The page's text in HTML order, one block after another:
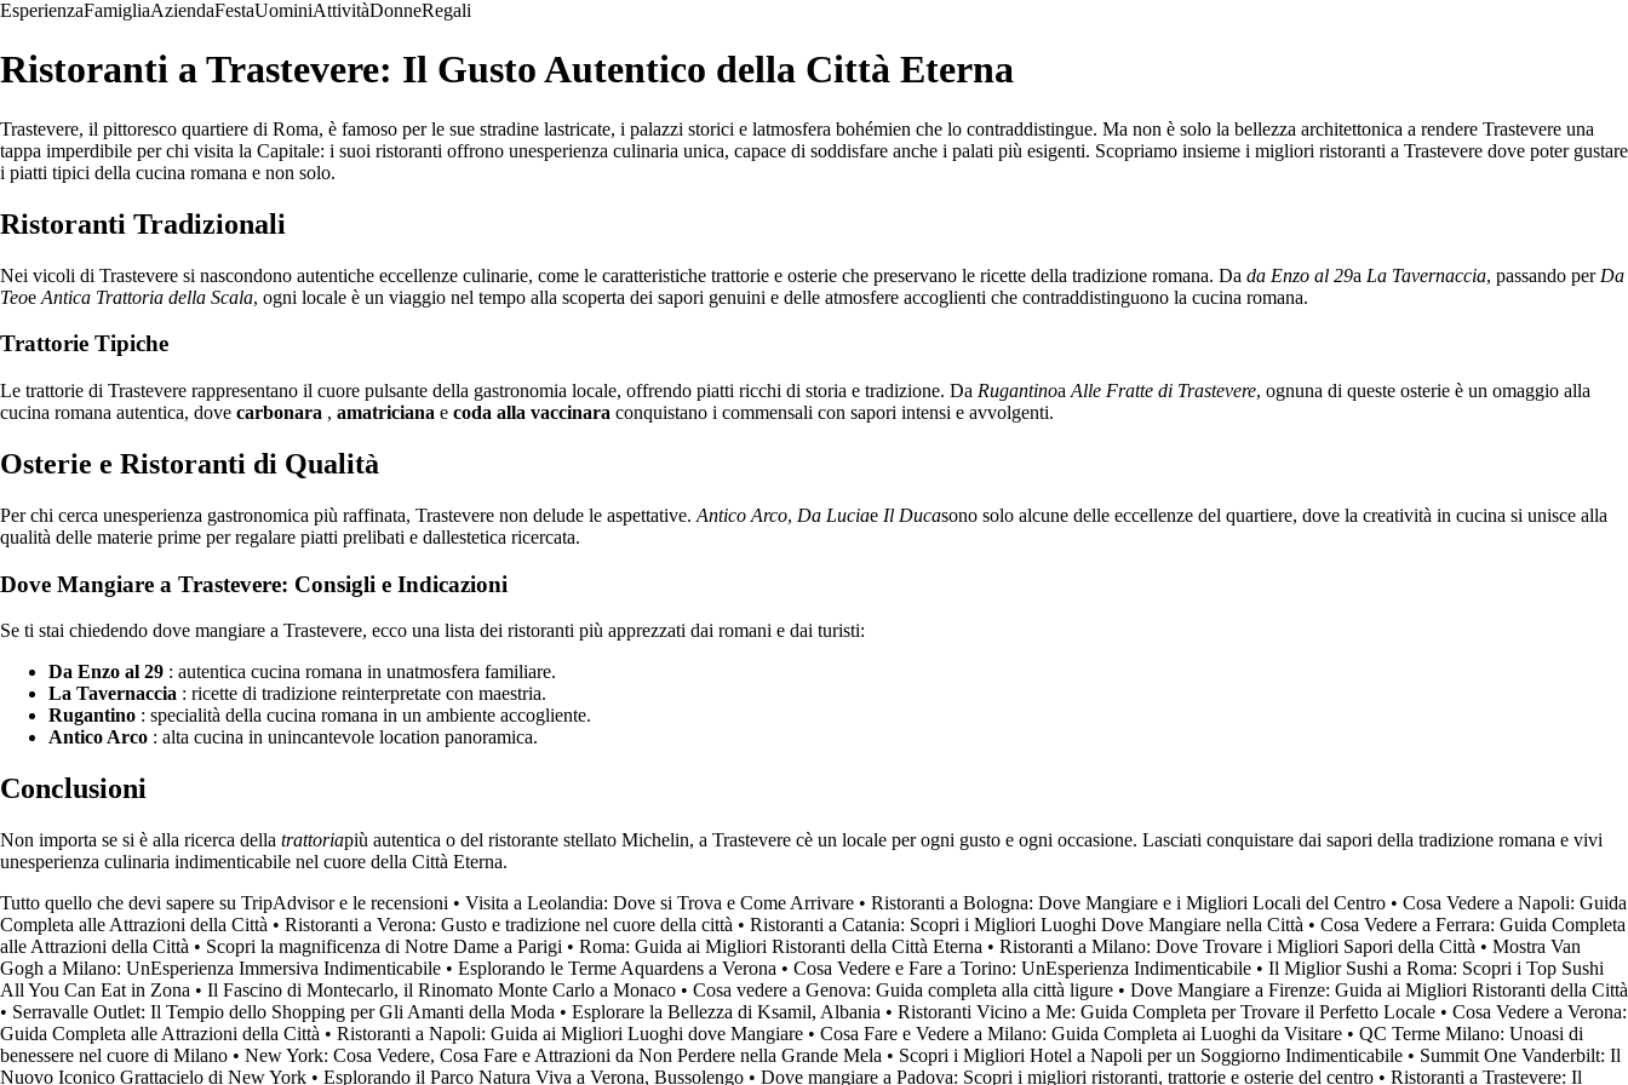
EsperienzaFamigliaAziendaFestaUominiAttivitàDonneRegali
Ristoranti a Trastevere: Il Gusto Autentico della Città Eterna
Trastevere, il pittoresco quartiere di Roma, è famoso per le sue stradine lastricate, i palazzi storici e latmosfera bohémien che lo contraddistingue. Ma non è solo la bellezza architettonica a rendere Trastevere una
tappa imperdibile per chi visita la Capitale: i suoi ristoranti offrono unesperienza culinaria unica, capace di soddisfare anche i palati più esigenti. Scopriamo insieme i migliori ristoranti a Trastevere dove poter gustare
i piatti tipici della cucina romana e non solo.
Ristoranti Tradizionali
Nei vicoli di Trastevere si nascondono autentiche eccellenze culinarie, come le caratteristiche trattorie e osterie che preservano le ricette della tradizione romana. Da da Enzo al 29a La Tavernaccia, passando per Da
Teoe Antica Trattoria della Scala, ogni locale è un viaggio nel tempo alla scoperta dei sapori genuini e delle atmosfere accoglienti che contraddistinguono la cucina romana.
Trattorie Tipiche
Le trattorie di Trastevere rappresentano il cuore pulsante della gastronomia locale, offrendo piatti ricchi di storia e tradizione. Da Rugantinoa Alle Fratte di Trastevere, ognuna di queste osterie è un omaggio alla
cucina romana autentica, dove carbonara , amatriciana e coda alla vaccinara conquistano i commensali con sapori intensi e avvolgenti.
Osterie e Ristoranti di Qualità
Per chi cerca unesperienza gastronomica più raffinata, Trastevere non delude le aspettative. Antico Arco, Da Luciae Il Ducasono solo alcune delle eccellenze del quartiere, dove la creatività in cucina si unisce alla
qualità delle materie prime per regalare piatti prelibati e dallestetica ricercata.
Dove Mangiare a Trastevere: Consigli e Indicazioni
Se ti stai chiedendo dove mangiare a Trastevere, ecco una lista dei ristoranti più apprezzati dai romani e dai turisti:
Da Enzo al 29 : autentica cucina romana in unatmosfera familiare.
La Tavernaccia : ricette di tradizione reinterpretate con maestria.
Rugantino : specialità della cucina romana in un ambiente accogliente.
Antico Arco : alta cucina in unincantevole location panoramica.
Conclusioni
Non importa se si è alla ricerca della trattoriapiù autentica o del ristorante stellato Michelin, a Trastevere cè un locale per ogni gusto e ogni occasione. Lasciati conquistare dai sapori della tradizione romana e vivi
unesperienza culinaria indimenticabile nel cuore della Città Eterna.
Tutto quello che devi sapere su TripAdvisor e le recensioni • Visita a Leolandia: Dove si Trova e Come Arrivare • Ristoranti a Bologna: Dove Mangiare e i Migliori Locali del Centro • Cosa Vedere a Napoli: Guida
Completa alle Attrazioni della Città • Ristoranti a Verona: Gusto e tradizione nel cuore della città • Ristoranti a Catania: Scopri i Migliori Luoghi Dove Mangiare nella Città • Cosa Vedere a Ferrara: Guida Completa
alle Attrazioni della Città • Scopri la magnificenza di Notre Dame a Parigi • Roma: Guida ai Migliori Ristoranti della Città Eterna • Ristoranti a Milano: Dove Trovare i Migliori Sapori della Città • Mostra Van
Gogh a Milano: UnEsperienza Immersiva Indimenticabile • Esplorando le Terme Aquardens a Verona • Cosa Vedere e Fare a Torino: UnEsperienza Indimenticabile • Il Miglior Sushi a Roma: Scopri i Top Sushi
All You Can Eat in Zona • Il Fascino di Montecarlo, il Rinomato Monte Carlo a Monaco • Cosa vedere a Genova: Guida completa alla città ligure • Dove Mangiare a Firenze: Guida ai Migliori Ristoranti della Città
• Serravalle Outlet: Il Tempio dello Shopping per Gli Amanti della Moda • Esplorare la Bellezza di Ksamil, Albania • Ristoranti Vicino a Me: Guida Completa per Trovare il Perfetto Locale • Cosa Vedere a Verona:
Guida Completa alle Attrazioni della Città • Ristoranti a Napoli: Guida ai Migliori Luoghi dove Mangiare • Cosa Fare e Vedere a Milano: Guida Completa ai Luoghi da Visitare • QC Terme Milano: Unoasi di
benessere nel cuore di Milano • New York: Cosa Vedere, Cosa Fare e Attrazioni da Non Perdere nella Grande Mela • Scopri i Migliori Hotel a Napoli per un Soggiorno Indimenticabile • Summit One Vanderbilt: Il
Nuovo Iconico Grattacielo di New York • Esplorando il Parco Natura Viva a Verona, Bussolengo • Dove mangiare a Padova: Scopri i migliori ristoranti, trattorie e osterie del centro • Ristoranti a Trastevere: Il